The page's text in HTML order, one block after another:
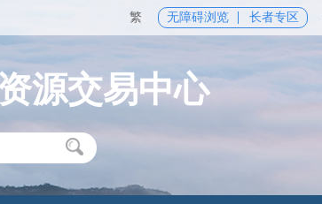
繁 无障碍浏览 长者专区
源交易中心